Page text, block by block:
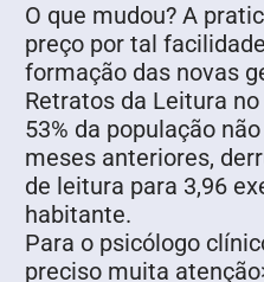
O que mudou? A
preço por tal
formação das novas
Retratos da Leitura
53% da população
meses anteriores,
de leitura para 3,96
habitante.
Para o psicólogo
preciso muita